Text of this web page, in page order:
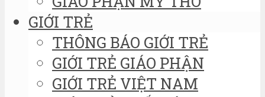
GIỚI TRẺ
THÔNG BÁO GIỚI TRẺ
GIỚI TRẺ GIÁO PHẬN
GIỚI TRẺ VIỆT NAM